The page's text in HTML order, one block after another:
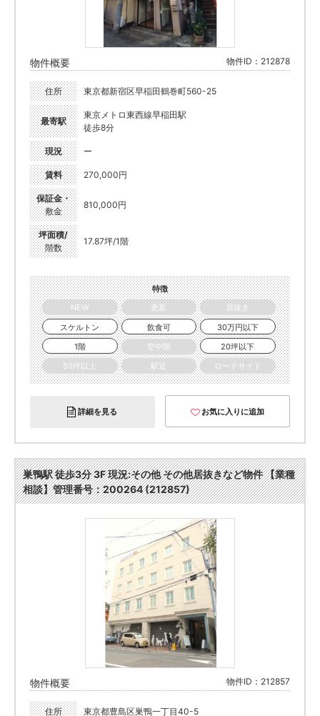
物件概要 物件ID：212878
住所 東京都新宿区早稲田鶴巻町560-25
最寄駅
東京メトロ東西線早稲田駅
徒歩8分
現況 ー
賃料 270,000円
保証金・
敷金
810,000円
坪面積/
階数
17.87坪/1階
特徴
NEW
更新
居抜き
スケルトン
飲食可
30万円以下
1階
空中階
20坪以下
50坪以上
駅近 ロードサイド
詳細を見る お気に入りに追加
巣鴨駅 徒歩3分 3F 現況:その他 その他居抜きなど物件 【業種
相談】管理番号：200264 (212857)
物件概要 物件ID：212857
住所 東京都豊島区巣鴨一丁目40-5